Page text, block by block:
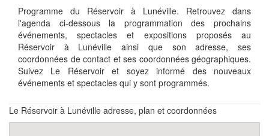
Programme du Réservoir à Lunéville. Retrouvez dans
l'agenda ci-dessous la programmation des prochains
événements, spectacles et expositions proposés au
Réservoir à Lunéville ainsi que son adresse, ses
coordonnées de contact et ses coordonnées géographiques.
Suivez Le Réservoir et soyez informé des nouveaux
événements et spectacles qui y sont programmés.
Le Réservoir à Lunéville adresse, plan et coordonnées